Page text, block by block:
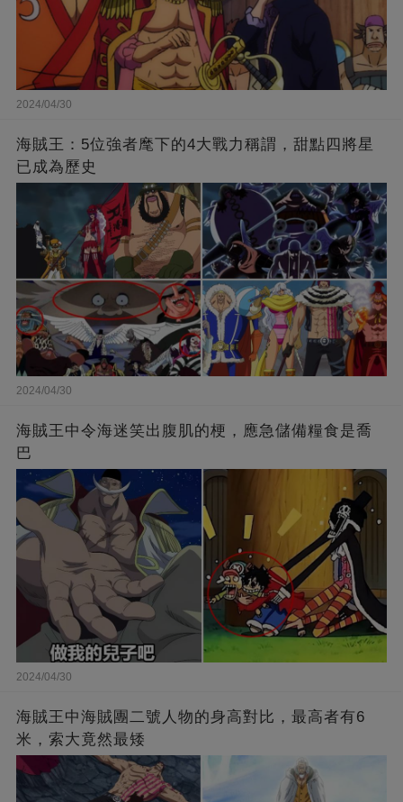
2024/04/30
海賊王：5位強者麾下的4大戰力稱謂，甜點四將星
已成為歷史
2024/04/30
海賊王中令海迷笑出腹肌的梗，應急儲備糧食是喬
巴
2024/04/30
海賊王中海賊團二號人物的身高對比，最高者有6
米，索大竟然最矮